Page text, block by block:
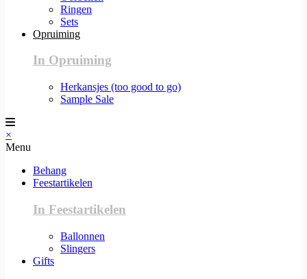
Ringen
Sets
Opruiming
In Opruiming
Herkansjes (too good to go)
Sample Sale
×
Menu
Behang
Feestartikelen
In Feestartikelen
Ballonnen
Slingers
Gifts